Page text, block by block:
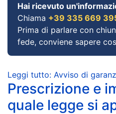
Hai ricevuto
Chiama +39 335 669
Prima di parlare con
fede, conviene sapere
Leggi tutto: Avviso di
Prescrizione e
quale legge si